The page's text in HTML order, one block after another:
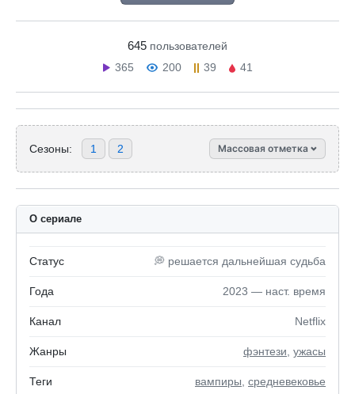
645 пользователей
365
200 39 41
Сезоны: 1 2 Массовая отметка
О сериале
Статус 💭 решается дальнейшая судьба
Года 2023 — наст. время
Канал Netflix
Жанры фэнтези ужасы
Теги вампиры средневековье